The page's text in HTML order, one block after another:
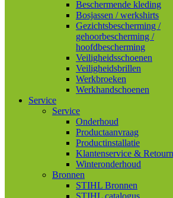
Beschermende kleding
Bosjassen / werkshirts
Gezichtsbescherming /
gehoorbescherming /
hoofdbescherming
Veiligheidsschoenen
Veiligheidsbrillen
Werkbroeken
Werkhandschoenen
Service
Service
Onderhoud
Productaanvraag
Productinstallatie
Klantenservice &
Winteronderhoud
Bronnen
STIHL Bronnen
STIHL catalogus